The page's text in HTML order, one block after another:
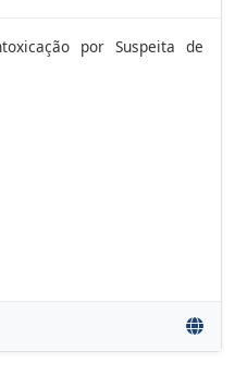
por Suspeita de